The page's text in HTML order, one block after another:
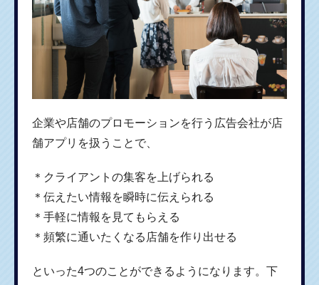
企業や店舗のプロモーションを行う広告会社が店
舗アプリを扱うことで、
＊クライアントの集客を上げられる
＊伝えたい情報を瞬時に伝えられる
＊手軽に情報を見てもらえる
＊頻繁に通いたくなる店舗を作り出せる
といった4つのことができるようになります。下